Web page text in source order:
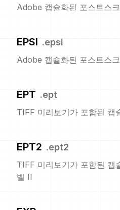
Adobe 캡슐화된 포스트스
EPSI .epsi
Adobe 캡슐화된 포스트스
EPT .ept
TIFF 미리보기가 포함된 캡
EPT2 .ept2
TIFF 미리보기가 포함된 캡
벨 II